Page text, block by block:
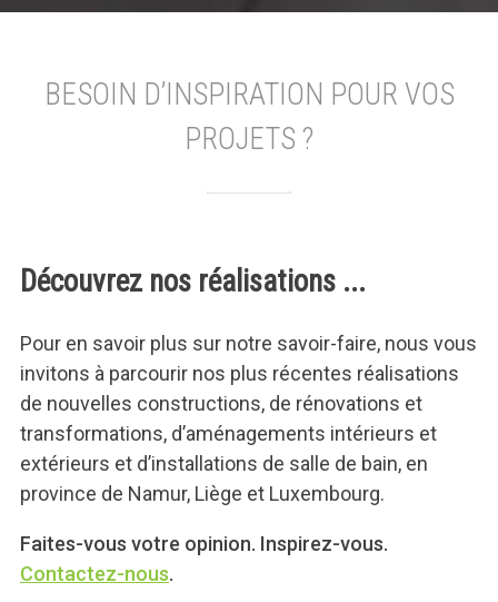
BESOIN D’INSPIRATION POUR VOS
PROJETS ?
Découvrez nos réalisations ...
Pour en savoir plus sur notre savoir-faire, nous vous
invitons à parcourir nos plus récentes réalisations
de nouvelles constructions, de rénovations et
transformations, d’aménagements intérieurs et
extérieurs et d’installations de salle de bain, en
province de Namur, Liège et Luxembourg.
Faites-vous votre opinion. Inspirez-vous.
Contactez-nous.